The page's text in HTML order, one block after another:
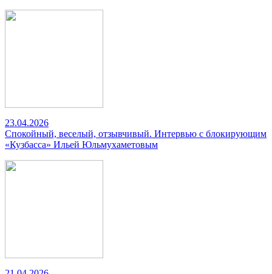
23.04.2026
Спокойный, веселый, отзывчивый. Интервью с блокирующим
«Кузбасса» Ильей Юльмухаметовым